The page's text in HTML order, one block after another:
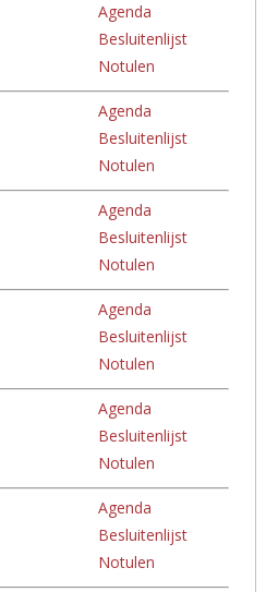
Agenda
Besluitenlijst
Notulen
Agenda
Besluitenlijst
Notulen
Agenda
Besluitenlijst
Notulen
Agenda
Besluitenlijst
Notulen
Agenda
Besluitenlijst
Notulen
Agenda
Besluitenlijst
Notulen